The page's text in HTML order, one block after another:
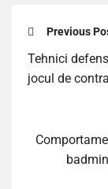
Previous
Tehnici
jocul de